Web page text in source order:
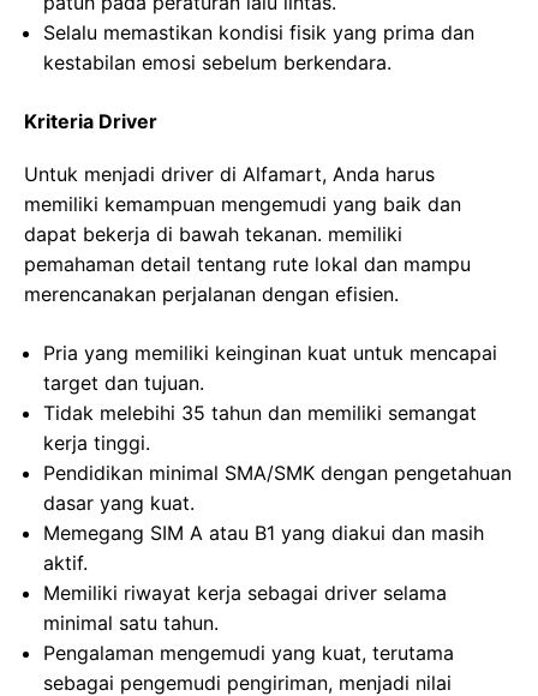
Selalu memastikan kondisi fisik yang prima dan
kestabilan emosi sebelum berkendara.
Kriteria Driver
Untuk menjadi driver di Alfamart, Anda harus
memiliki kemampuan mengemudi yang baik dan
dapat bekerja di bawah tekanan. memiliki
pemahaman detail tentang rute lokal dan mampu
merencanakan perjalanan dengan efisien.
Pria yang memiliki keinginan kuat untuk mencapai
target dan tujuan.
Tidak melebihi 35 tahun dan memiliki semangat
kerja tinggi.
Pendidikan minimal SMA/SMK dengan pengetahuan
dasar yang kuat.
Memegang SIM A atau B1 yang diakui dan masih
aktif.
Memiliki riwayat kerja sebagai driver selama
minimal satu tahun.
Pengalaman mengemudi yang kuat, terutama
sebagai pengemudi pengiriman, menjadi nilai